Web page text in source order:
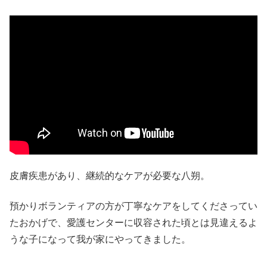
皮膚疾患があり、継続的なケアが必要な八朔。
預かりボランティアの方が丁寧なケアをしてくださってい
たおかげで、愛護センターに収容された頃とは見違えるよ
うな子になって我が家にやってきました。